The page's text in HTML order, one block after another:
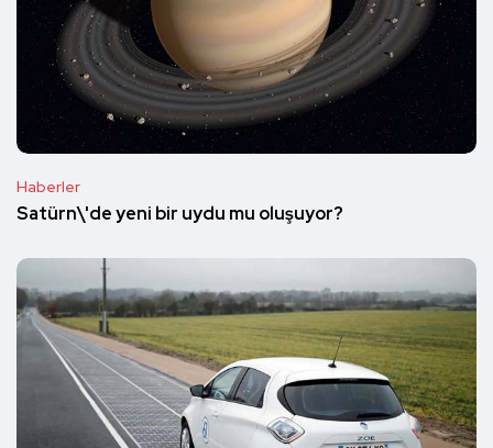
Haberler
Satürn\'de yeni bir uydu mu oluşuyor?